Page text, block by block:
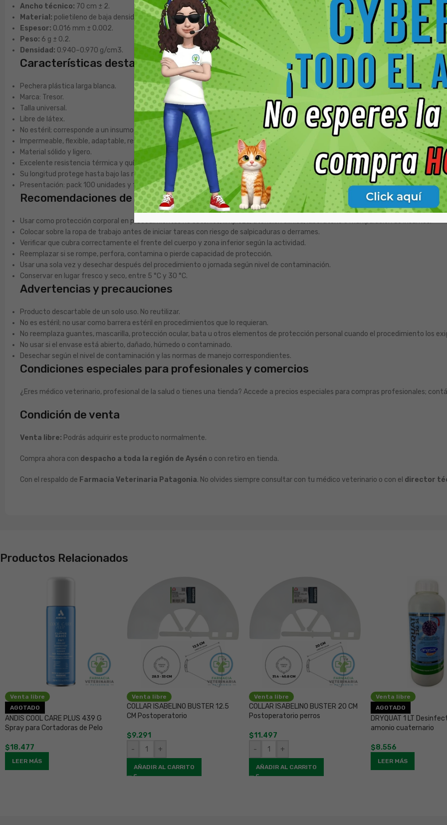
Ancho técnico: 70 cm ± 2.
Material: polietileno de baja densidad LDPE.
Espesor: 0.016 mm ± 0.002.
Peso: 6 g ± 0.2.
Densidad: 0.940–0.970 g/cm3.
Características destacadas
Pechera plástica larga blanca.
Marca: Tresor.
Talla universal.
Libre de látex.
No estéril; corresponde a un insumo limpio.
Impermeable, flexible, adaptable, resistente e hipoalergénica.
Material sólido y ligero.
Excelente resistencia térmica y química.
Su longitud protege hasta bajo las rodillas.
Presentación: pack 100 unidades y formato unidad.
Recomendaciones de uso
Usar como protección corporal en procedimientos no estériles, limpieza, atención clínica, laboratorio o manipulación de insumos.
Colocar sobre la ropa de trabajo antes de iniciar tareas con riesgo de salpicaduras o derrames.
Verificar que cubra correctamente el frente del cuerpo y zona inferior según la actividad.
Reemplazar si se rompe, perfora, contamina o pierde capacidad de protección.
Usar una sola vez y desechar después del procedimiento o jornada según nivel de contaminación.
Conservar en lugar fresco y seco, entre 5 °C y 30 °C.
Advertencias y precauciones
Producto descartable de un solo uso. No reutilizar.
No es estéril; no usar como barrera estéril en procedimientos que lo requieran.
No reemplaza guantes, mascarilla, protección ocular, bata u otros elementos de protección personal cuando el procedimiento los
No usar si el envase está abierto, dañado, húmedo o contaminado.
Desechar según el nivel de contaminación y las normas de manejo correspondientes.
Condiciones especiales para profesionales y comercios
¿Eres médico veterinario, profesional de la salud o tienes una tienda? Accede a precios especiales para compras profesionales;
Condición de venta
Venta libre: Podrás adquirir este producto normalmente.
Compra ahora con despacho a toda la región de Aysén o con retiro en tienda.
Con el respaldo de Farmacia Veterinaria Patagonia. No olvides siempre consultar con tu médico veterinario o con el director
Productos Relacionados
Venta libre
AGOTADO
ANDIS COOL CARE PLUS 439 G
Spray para Cortadoras de Pelo
$18.477
LEER MÁS
Venta libre
COLLAR ISABELINO BUSTER 12.5
CM Postoperatorio
$9.291
-
+
AÑADIR AL CARRITO
Venta libre
COLLAR ISABELINO BUSTER 20 CM
Postoperatorio perros
$11.497
-
+
AÑADIR AL CARRITO
Venta libre
AGOTADO
DRYQUAT 1 LT
amonio cuaternario
$8.556
LEER MÁS